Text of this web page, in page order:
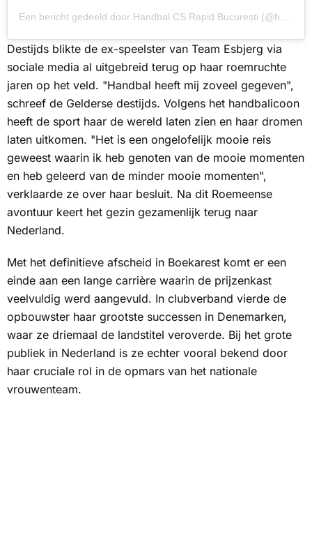
Destijds blikte de ex-speelster van Team Esbjerg via
sociale media al uitgebreid terug op haar roemruchte
jaren op het veld. "Handbal heeft mij zoveel gegeven",
schreef de Gelderse destijds. Volgens het handbalicoon
heeft de sport haar de wereld laten zien en haar dromen
laten uitkomen. "Het is een ongelofelijk mooie reis
geweest waarin ik heb genoten van de mooie momenten
en heb geleerd van de minder mooie momenten",
verklaarde ze over haar besluit. Na dit Roemeense
avontuur keert het gezin gezamenlijk terug naar
Nederland.
Met het definitieve afscheid in Boekarest komt er een
einde aan een lange carrière waarin de prijzenkast
veelvuldig werd aangevuld. In clubverband vierde de
opbouwster haar grootste successen in Denemarken,
waar ze driemaal de landstitel veroverde. Bij het grote
publiek in Nederland is ze echter vooral bekend door
haar cruciale rol in de opmars van het nationale
vrouwenteam.